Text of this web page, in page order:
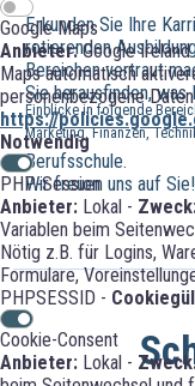
Google Maps
Anbieter:Google
Maps automatisch
personenbezogene
https://
Notwendig
PHP-Session
Anbieter: Lokal -
Variablen beim
Nötig z.B. für Logins,
Formulare,
PHPSESSID -
Cookie-Consent
Anbieter: Lokal -
Erkunden Sie Ihre
rotierenden
Bereichen vertraut
Sie herausfinden,
Einblicke in folgende
Marketing, Finanzen,
Berufsschule.
Wir freuen uns auf Sie!